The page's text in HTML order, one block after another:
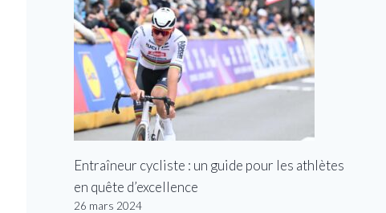
Entraîneur cycliste : un guide pour les athlètes
en quête d’excellence
26 mars 2024